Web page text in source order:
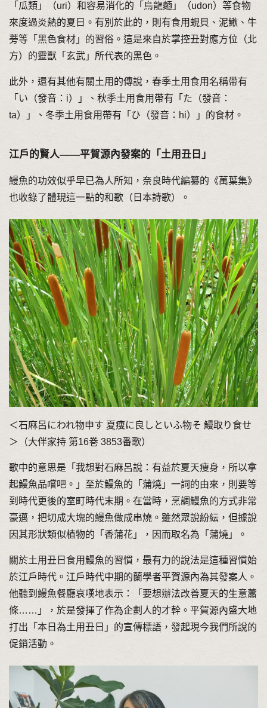
「瓜類」（uri）和容易消化的「烏龍麵」（udon）等食物
來度過炎熱的夏日。有別於此的，則有食用蜆貝、泥鰍、牛
蒡等「黑色食材」的習俗。這是來自於掌控丑對應方位（北
方）的靈獸「玄武」所代表的黑色。
此外，還有其他有關土用的傳說，春季土用食用名稱帶有
「い（發音：i）」、秋季土用食用帶有「た（發音：
ta）」、冬季土用食用帶有「ひ（發音：hi）」的食材。
江戶的賢人——平賀源內發案的「土用丑日」
鰻魚的功效似乎早已為人所知，奈良時代編纂的《萬葉集》
也收錄了體現這一點的和歌（日本詩歌）。
＜石麻呂にわれ物申す 夏痩に良しといふ物そ 鰻取り食せ
＞（大伴家持 第16巻 3853番歌）
歌中的意思是「我想對石麻呂說：有益於夏天瘦身，所以拿
起鰻魚品嚐吧。」至於鰻魚的「蒲燒」一詞的由來，則要等
到時代更後的室町時代末期。在當時，烹調鰻魚的方式非常
豪邁，把切成大塊的鰻魚做成串燒。雖然眾說紛紜，但據說
因其形狀類似植物的「香蒲花」，因而取名為「蒲燒」。
關於土用丑日食用鰻魚的習慣，最有力的說法是這種習慣始
於江戶時代。江戶時代中期的蘭學者平賀源內為其發案人。
他聽到鰻魚餐廳哀嘆地表示：「要想辦法改善夏天的生意蕭
條……」，於是發揮了作為企劃人的才幹。平賀源內盛大地
打出「本日為土用丑日」的宣傳標語，發起現今我們所說的
促銷活動。